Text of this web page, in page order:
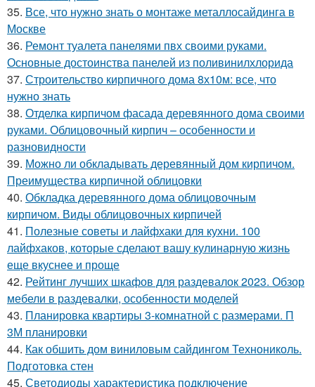
35. Все, что нужно знать о монтаже металлосайдинга в
Москве
36. Ремонт туалета панелями пвх своими руками.
Основные достоинства панелей из поливинилхлорида
37. Строительство кирпичного дома 8х10м: все, что
нужно знать
38. Отделка кирпичом фасада деревянного дома своими
руками. Облицовочный кирпич – особенности и
разновидности
39. Можно ли обкладывать деревянный дом кирпичом.
Преимущества кирпичной облицовки
40. Обкладка деревянного дома облицовочным
кирпичом. Виды облицовочных кирпичей
41. Полезные советы и лайфхаки для кухни. 100
лайфхаков, которые сделают вашу кулинарную жизнь
еще вкуснее и проще
42. Рейтинг лучших шкафов для раздевалок 2023. Обзор
мебели в раздевалки, особенности моделей
43. Планировка квартиры 3-комнатной с размерами. П
3М планировки
44. Как обшить дом виниловым сайдингом Технониколь.
Подготовка стен
45. Светодиоды характеристика подключение